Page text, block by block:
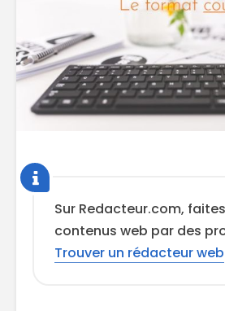
Sur Redacteur.com,
contenus web par des
Trouver un rédacteur web